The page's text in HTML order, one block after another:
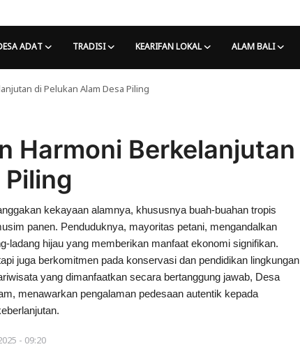
ADAT TRADISI KEARIFAN LOKAL ALAM BALI
di Pelukan Alam Desa Piling
Harmoni Berkelanjutan
kekayaan alamnya, khususnya buah-buahan tropis
panen. Penduduknya, mayoritas petani, mengandalkan
ladang hijau yang memberikan manfaat ekonomi signifikan.
juga berkomitmen pada konservasi dan pendidikan lingkungan
yang dimanfaatkan secara bertanggung jawab, Desa
menawarkan pengalaman pedesaan autentik kepada
- 09:20